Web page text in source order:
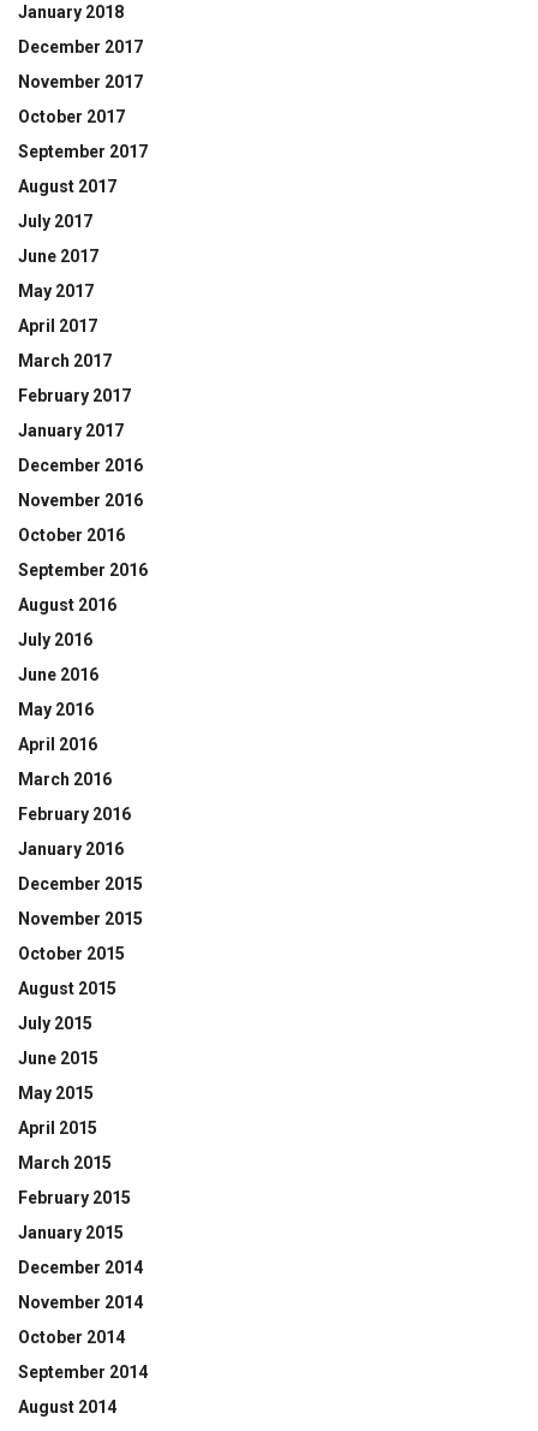
January 2018
December 2017
November 2017
October 2017
September 2017
August 2017
July 2017
June 2017
May 2017
April 2017
March 2017
February 2017
January 2017
December 2016
November 2016
October 2016
September 2016
August 2016
July 2016
June 2016
May 2016
April 2016
March 2016
February 2016
January 2016
December 2015
November 2015
October 2015
August 2015
July 2015
June 2015
May 2015
April 2015
March 2015
February 2015
January 2015
December 2014
November 2014
October 2014
September 2014
August 2014